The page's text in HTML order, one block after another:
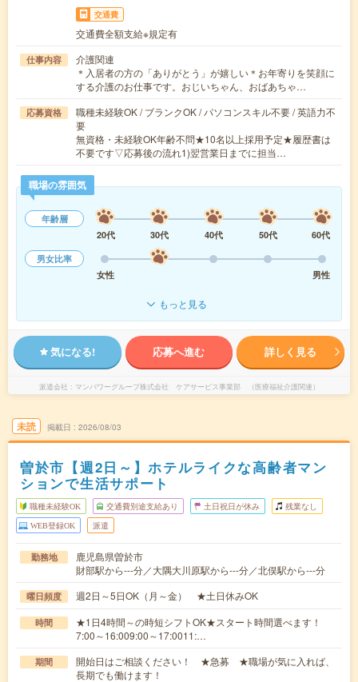
交通費
交通費全額支給※規定有
仕事内容
介護関連
＊入居者の方の「ありがとう」が嬉しい＊お年寄りを笑顔に
する介護のお仕事です。おじいちゃん、おばあちゃ…
応募資格
職種未経験OK / ブランクOK / パソコンスキル不要 / 英語力不
要
無資格・未経験OK年齢不問★10名以上採用予定★履歴書は
不要です▽応募後の流れ1)翌営業日までに担当…
職場の雰囲気
年齢層
20代
30代 40代 50代
60代
男女比率
女性
男性
もっと見る
気になる! 応募へ進む 詳しく見る
派遣会社 マンパワーグループ株式会社 ケアサービス事業部 （医療福祉介護関連）
未読 掲載日 2026/08/03
曽於市【週2日～】ホテルライクな高齢者マン
ションで生活サポート
職種未経験OK 交通費別途支給あり 土日祝日が休み 残業なし
WEB登録OK 派遣
勤務地
鹿児島県曽於市
財部駅から---分／大隅大川原駅から---分／北俣駅から---分
曜日頻度 週2日～5日OK（月～金） ★土日休みOK
時間
★1日4時間～の時短シフトOK★スタート時間選べます！
7:00～16:009:00～17:0011:…
期間
開始日はご相談ください！ ★急募 ★職場が気に入れば、
長期でも働けます！